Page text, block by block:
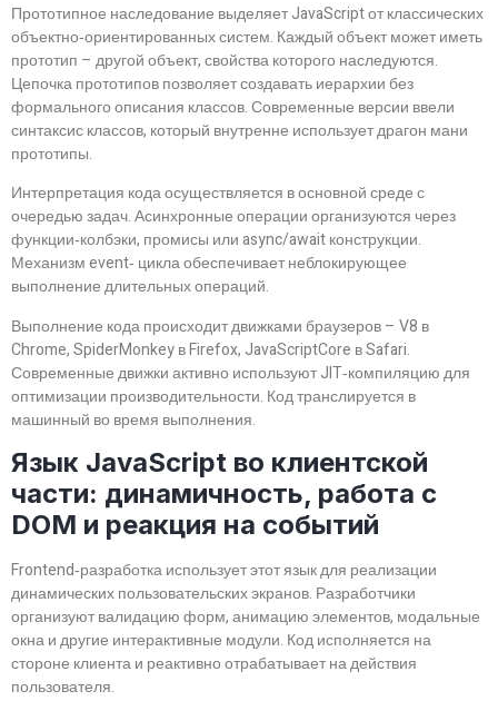
Прототипное наследование выделяет JavaScript от классических
объектно‑ориентированных систем. Каждый объект может иметь
прототип – другой объект, свойства которого наследуются.
Цепочка прототипов позволяет создавать иерархии без
формального описания классов. Современные версии ввели
синтаксис классов, который внутренне использует драгон мани
прототипы.
Интерпретация кода осуществляется в основной среде с
очередью задач. Асинхронные операции организуются через
функции‑колбэки, промисы или async/await конструкции.
Механизм event‑ цикла обеспечивает неблокирующее
выполнение длительных операций.
Выполнение кода происходит движками браузеров – V8 в
Chrome, SpiderMonkey в Firefox, JavaScriptCore в Safari.
Современные движки активно используют JIT‑компиляцию для
оптимизации производительности. Код транслируется в
машинный во время выполнения.
Язык JavaScript во клиентской
части: динамичность, работа с
DOM и реакция на событий
Frontend‑разработка использует этот язык для реализации
динамических пользовательских экранов. Разработчики
организуют валидацию форм, анимацию элементов, модальные
окна и другие интерактивные модули. Код исполняется на
стороне клиента и реактивно отрабатывает на действия
пользователя.